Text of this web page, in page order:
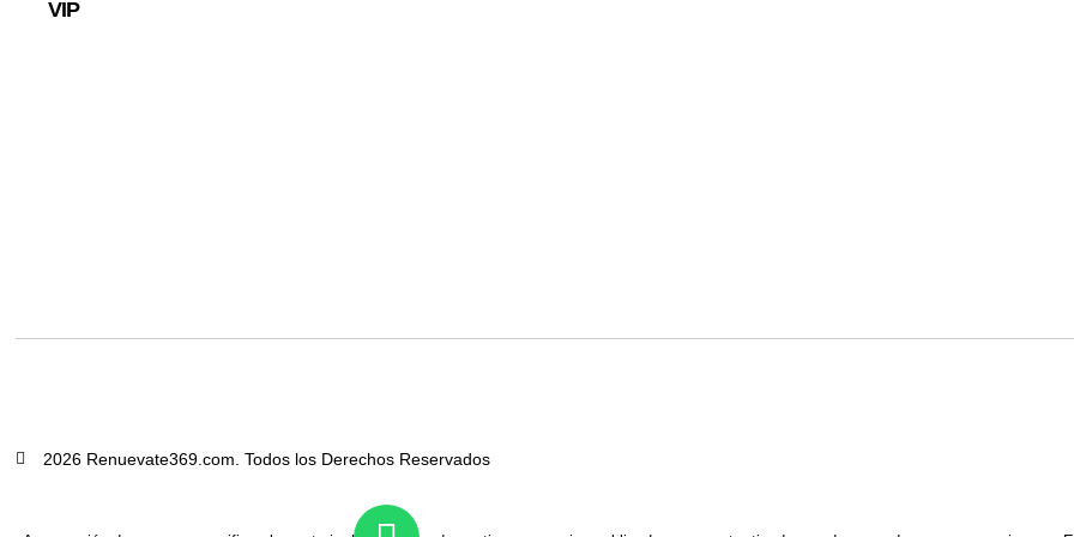
VIP
2026 Renuevate369.com. Todos los Derechos Reservados